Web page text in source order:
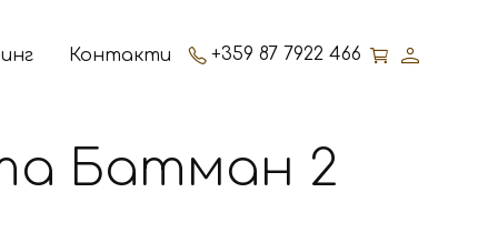
Контакти +359 87 7922 466
Батман 2